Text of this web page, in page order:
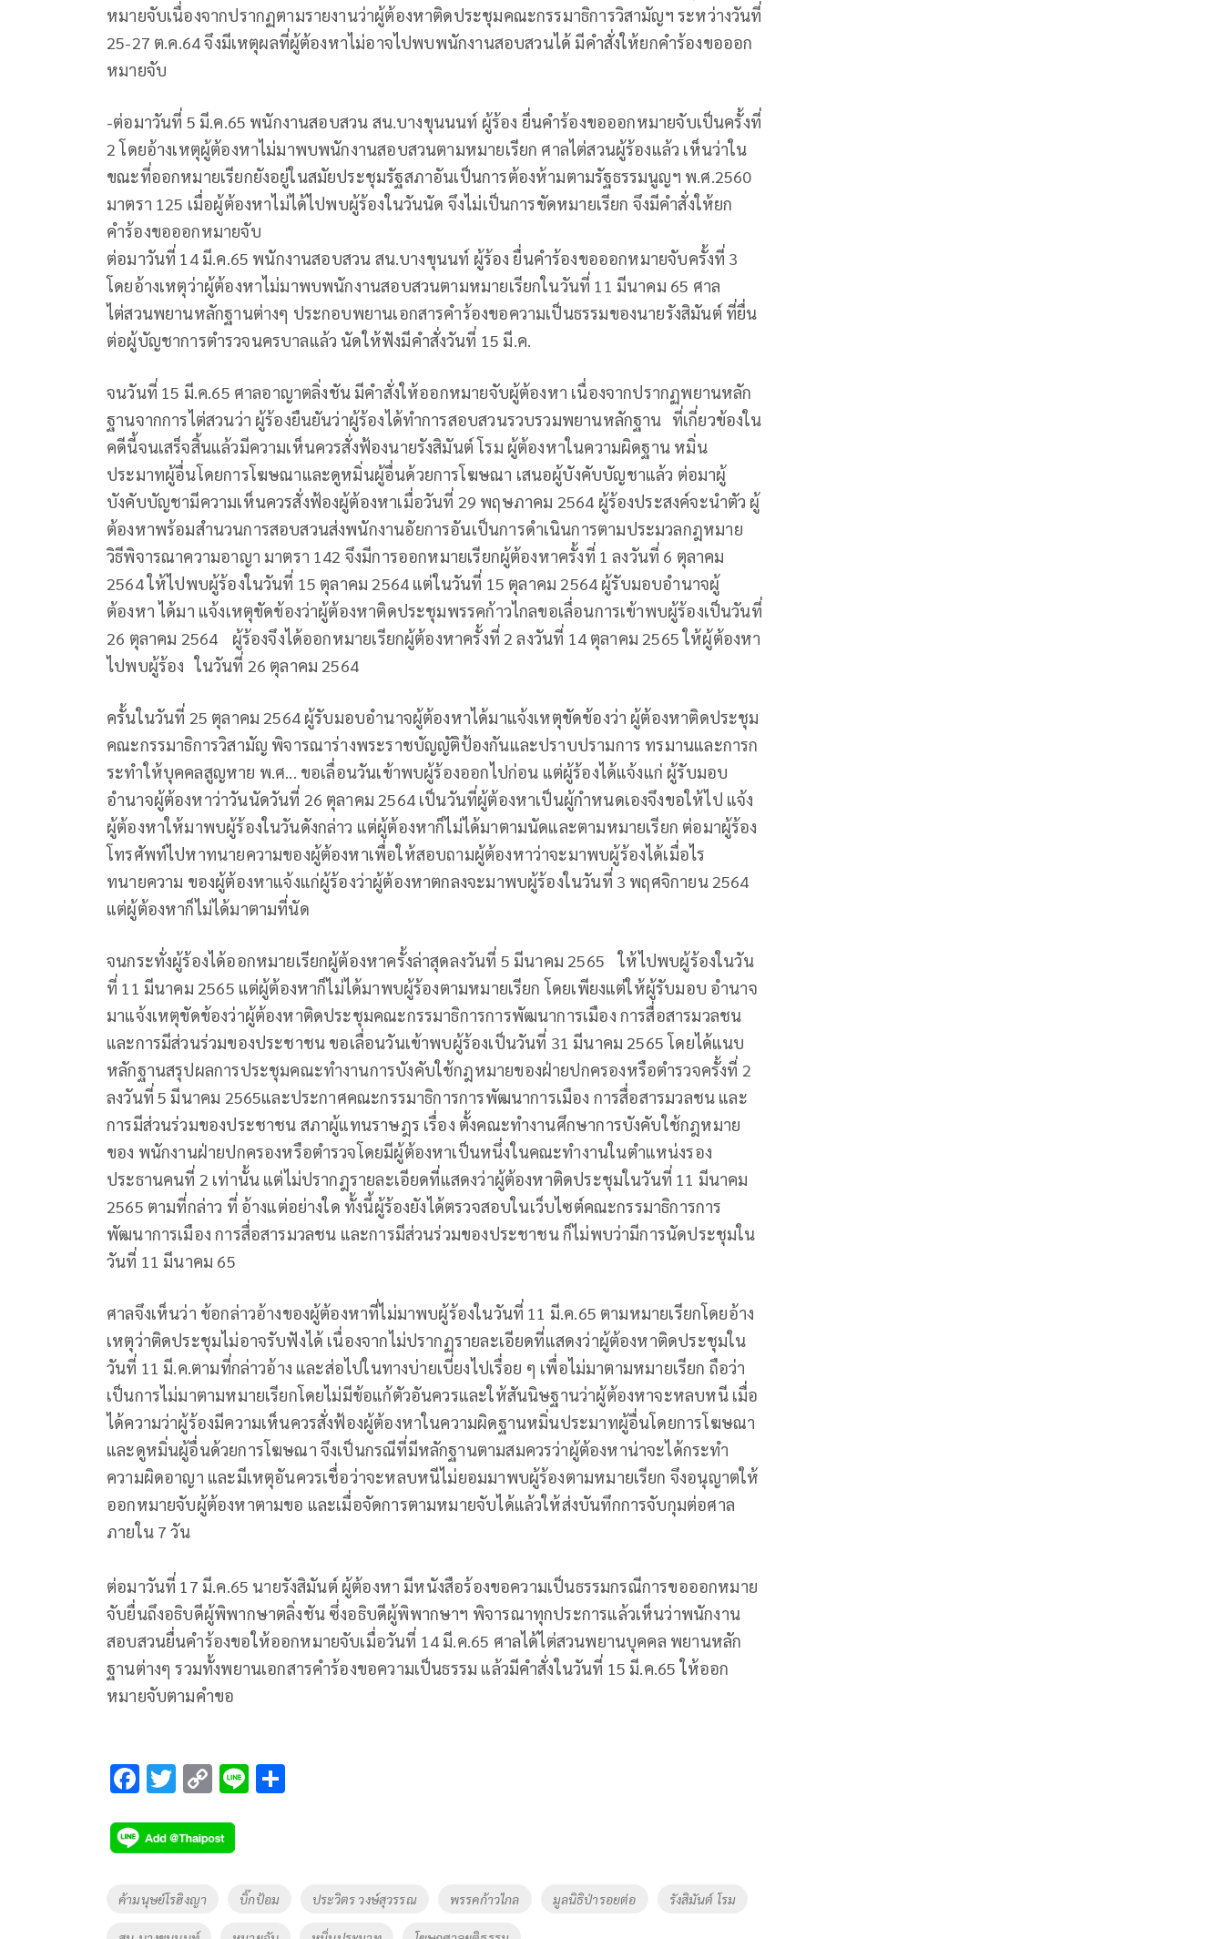
หมายจับเนื่องจากปรากฏตามรายงานว่าผู้ต้องหาติดประชุมคณะกรรมาธิการวิสามัญฯ ระหว่างวันที่
25-27 ต.ค.64 จึงมีเหตุผลที่ผู้ต้องหาไม่อาจไปพบพนักงานสอบสวนได้ มีคำสั่งให้ยกคำร้องขอออก
หมายจับ
-ต่อมาวันที่ 5 มี.ค.65 พนักงานสอบสวน สน.บางขุนนนท์ ผู้ร้อง ยื่นคำร้องขอออกหมายจับเป็นครั้งที่
2 โดยอ้างเหตุผู้ต้องหาไม่มาพบพนักงานสอบสวนตามหมายเรียก ศาลไต่สวนผู้ร้องแล้ว เห็นว่าใน
ขณะที่ออกหมายเรียกยังอยู่ในสมัยประชุมรัฐสภาอันเป็นการต้องห้ามตามรัฐธรรมนูญฯ พ.ศ.2560
มาตรา 125 เมื่อผู้ต้องหาไม่ได้ไปพบผู้ร้องในวันนัด จึงไม่เป็นการขัดหมายเรียก จึงมีคำสั่งให้ยก
คำร้องขอออกหมายจับ
ต่อมาวันที่ 14 มี.ค.65 พนักงานสอบสวน สน.บางขุนนท์ ผู้ร้อง ยื่นคำร้องขอออกหมายจับครั้งที่ 3
โดยอ้างเหตุว่าผู้ต้องหาไม่มาพบพนักงานสอบสวนตามหมายเรียกในวันที่ 11 มีนาคม 65 ศาล
ไต่สวนพยานหลักฐานต่างๆ ประกอบพยานเอกสารคำร้องขอความเป็นธรรมของนายรังสิมันต์ ที่ยื่น
ต่อผู้บัญชาการตำรวจนครบาลแล้ว นัดให้ฟังมีคำสั่งวันที่ 15 มี.ค.
จนวันที่ 15 มี.ค.65 ศาลอาญาตลิ่งชัน มีคำสั่งให้ออกหมายจับผู้ต้องหา เนื่องจากปรากฏพยานหลัก
ฐานจากการไต่สวนว่า ผู้ร้องยืนยันว่าผู้ร้องได้ทำการสอบสวนรวบรวมพยานหลักฐาน ที่เกี่ยวข้องใน
คดีนี้จนเสร็จสิ้นแล้วมีความเห็นควรสั่งฟ้องนายรังสิมันต์ โรม ผู้ต้องหาในความผิดฐาน หมิ่น
ประมาทผู้อื่นโดยการโฆษณาและดูหมิ่นผู้อื่นด้วยการโฆษณา เสนอผู้บังคับบัญชาแล้ว ต่อมาผู้
บังคับบัญชามีความเห็นควรสั่งฟ้องผู้ต้องหาเมื่อวันที่ 29 พฤษภาคม 2564 ผู้ร้องประสงค์จะนำตัว ผู้
ต้องหาพร้อมสำนวนการสอบสวนส่งพนักงานอัยการอันเป็นการดำเนินการตามประมวลกฎหมาย
วิธีพิจารณาความอาญา มาตรา 142 จึงมีการออกหมายเรียกผู้ต้องหาครั้งที่ 1 ลงวันที่ 6 ตุลาคม
2564 ให้ไปพบผู้ร้องในวันที่ 15 ตุลาคม 2564 แต่ในวันที่ 15 ตุลาคม 2564 ผู้รับมอบอำนาจผู้
ต้องหา ได้มา แจ้งเหตุขัดข้องว่าผู้ต้องหาติดประชุมพรรคก้าวไกลขอเลื่อนการเข้าพบผู้ร้องเป็นวันที่
26 ตุลาคม 2564 ผู้ร้องจึงได้ออกหมายเรียกผู้ต้องหาครั้งที่ 2 ลงวันที่ 14 ตุลาคม 2565 ให้ผู้ต้องหา
ไปพบผู้ร้อง ในวันที่ 26 ตุลาคม 2564
ครั้นในวันที่ 25 ตุลาคม 2564 ผู้รับมอบอำนาจผู้ต้องหาได้มาแจ้งเหตุขัดข้องว่า ผู้ต้องหาติดประชุม
คณะกรรมาธิการวิสามัญ พิจารณาร่างพระราชบัญญัติป้องกันและปราบปรามการ ทรมานและการก
ระทำให้บุคคลสูญหาย พ.ศ... ขอเลื่อนวันเข้าพบผู้ร้องออกไปก่อน แต่ผู้ร้องได้แจ้งแก่ ผู้รับมอบ
อำนาจผู้ต้องหาว่าวันนัดวันที่ 26 ตุลาคม 2564 เป็นวันที่ผู้ต้องหาเป็นผู้กำหนดเองจึงขอให้ไป แจ้ง
ผู้ต้องหาให้มาพบผู้ร้องในวันดังกล่าว แต่ผู้ต้องหาก็ไม่ได้มาตามนัดและตามหมายเรียก ต่อมาผู้ร้อง
โทรศัพท์ไปหาทนายความของผู้ต้องหาเพื่อให้สอบถามผู้ต้องหาว่าจะมาพบผู้ร้องได้เมื่อไร
ทนายความ ของผู้ต้องหาแจ้งแก่ผู้ร้องว่าผู้ต้องหาตกลงจะมาพบผู้ร้องในวันที่ 3 พฤศจิกายน 2564
แต่ผู้ต้องหาก็ไม่ได้มาตามที่นัด
จนกระทั่งผู้ร้องได้ออกหมายเรียกผู้ต้องหาครั้งล่าสุดลงวันที่ 5 มีนาคม 2565 ให้ไปพบผู้ร้องในวัน
ที่ 11 มีนาคม 2565 แต่ผู้ต้องหาก็ไม่ได้มาพบผู้ร้องตามหมายเรียก โดยเพียงแต่ให้ผู้รับมอบ อำนาจ
มาแจ้งเหตุขัดข้องว่าผู้ต้องหาติดประชุมคณะกรรมาธิการการพัฒนาการเมือง การสื่อสารมวลชน
และการมีส่วนร่วมของประชาชน ขอเลื่อนวันเข้าพบผู้ร้องเป็นวันที่ 31 มีนาคม 2565 โดยได้แนบ
หลักฐานสรุปผลการประชุมคณะทำงานการบังคับใช้กฎหมายของฝ่ายปกครองหรือตำรวจครั้งที่ 2
ลงวันที่ 5 มีนาคม 2565และประกาศคณะกรรมาธิการการพัฒนาการเมือง การสื่อสารมวลชน และ
การมีส่วนร่วมของประชาชน สภาผู้แทนราษฎร เรื่อง ตั้งคณะทำงานศึกษาการบังคับใช้กฎหมาย
ของ พนักงานฝ่ายปกครองหรือตำรวจโดยมีผู้ต้องหาเป็นหนึ่งในคณะทำงานในตำแหน่งรอง
ประธานคนที่ 2 เท่านั้น แต่ไม่ปรากฎรายละเอียดที่แสดงว่าผู้ต้องหาติดประชุมในวันที่ 11 มีนาคม
2565 ตามที่กล่าว ที่ อ้างแต่อย่างใด ทั้งนี้ผู้ร้องยังได้ตรวจสอบในเว็บไซต์คณะกรรมาธิการการ
พัฒนาการเมือง การสื่อสารมวลชน และการมีส่วนร่วมของประชาชน ก็ไม่พบว่ามีการนัดประชุมใน
วันที่ 11 มีนาคม 65
ศาลจึงเห็นว่า ข้อกล่าวอ้างของผู้ต้องหาที่ไม่มาพบผู้ร้องในวันที่ 11 มี.ค.65 ตามหมายเรียกโดยอ้าง
เหตุว่าติดประชุมไม่อาจรับฟังได้ เนื่องจากไม่ปรากฏรายละเอียดที่แสดงว่าผู้ต้องหาติดประชุมใน
วันที่ 11 มี.ค.ตามที่กล่าวอ้าง และส่อไปในทางบ่ายเบี่ยงไปเรื่อย ๆ เพื่อไม่มาตามหมายเรียก ถือว่า
เป็นการไม่มาตามหมายเรียกโดยไม่มีข้อแก้ตัวอันควรและให้สันนิษฐานว่าผู้ต้องหาจะหลบหนี เมื่อ
ได้ความว่าผู้ร้องมีความเห็นควรสั่งฟ้องผู้ต้องหาในความผิดฐานหมิ่นประมาทผู้อื่นโดยการโฆษณา
และดูหมิ่นผู้อื่นด้วยการโฆษณา จึงเป็นกรณีที่มีหลักฐานตามสมควรว่าผู้ต้องหาน่าจะได้กระทำ
ความผิดอาญา และมีเหตุอันควรเชื่อว่าจะหลบหนีไม่ยอมมาพบผู้ร้องตามหมายเรียก จึงอนุญาตให้
ออกหมายจับผู้ต้องหาตามขอ และเมื่อจัดการตามหมายจับได้แล้วให้ส่งบันทึกการจับกุมต่อศาล
ภายใน 7 วัน
ต่อมาวันที่ 17 มี.ค.65 นายรังสิมันต์ ผู้ต้องหา มีหนังสือร้องขอความเป็นธรรมกรณีการขอออกหมาย
จับยื่นถึงอธิบดีผู้พิพากษาตลิ่งชัน ซึ่งอธิบดีผู้พิพากษาฯ พิจารณาทุกประการแล้วเห็นว่าพนักงาน
สอบสวนยื่นคำร้องขอให้ออกหมายจับเมื่อวันที่ 14 มี.ค.65 ศาลได้ไต่สวนพยานบุคคล พยานหลัก
ฐานต่างๆ รวมทั้งพยานเอกสารคำร้องขอความเป็นธรรม แล้วมีคำสั่งในวันที่ 15 มี.ค.65 ให้ออก
หมายจับตามคำขอ
F
e
b
o
T
tt
er
C
p
y
Li
Tags
ค้ามนุษย์โรฮิงญา บิ๊กป้อม ประวิตร วงษ์สุวรรณ พรรคก้าวไกล มูลนิธิป่ารอยต่อ รังสิมันต์ โรม